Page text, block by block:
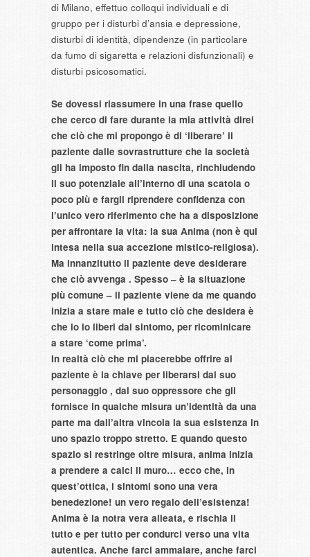
di Milano, effettuo colloqui individuali e di
gruppo per i disturbi d’ansia e depressione,
disturbi di identità, dipendenze (in particolare
da fumo di sigaretta e relazioni disfunzionali) e
disturbi psicosomatici.
Se dovessi riassumere in una frase quello
che cerco di fare durante la mia attività direi
che ciò che mi propongo è di ‘liberare’ il
paziente dalle sovrastrutture che la società
gli ha imposto fin dalla nascita, rinchiudendo
il suo potenziale all’interno di una scatola o
poco più e fargli riprendere confidenza con
l’unico vero riferimento che ha a disposizione
per affrontare la vita: la sua Anima (non è qui
intesa nella sua accezione mistico-religiosa).
Ma innanzitutto il paziente deve desiderare
che ciò avvenga . Spesso – è la situazione
più comune – il paziente viene da me quando
inizia a stare male e tutto ciò che desidera è
che io lo liberi dal sintomo, per ricominicare
a stare ‘come prima’.
In realtà ciò che mi piacerebbe offrire al
paziente è la chiave per liberarsi dal suo
personaggio , dal suo oppressore che gli
fornisce in qualche misura un’identità da una
parte ma dall’altra vincola la sua esistenza in
uno spazio troppo stretto. E quando questo
spazio si restringe oltre misura, anima inizia
a prendere a calci il muro… ecco che, in
quest’ottica, i sintomi sono una vera
benedezione! un vero regalo dell’esistenza!
Anima è la notra vera alleata, e rischia il
tutto e per tutto per condurci verso una vita
autentica. Anche farci ammalare, anche farci